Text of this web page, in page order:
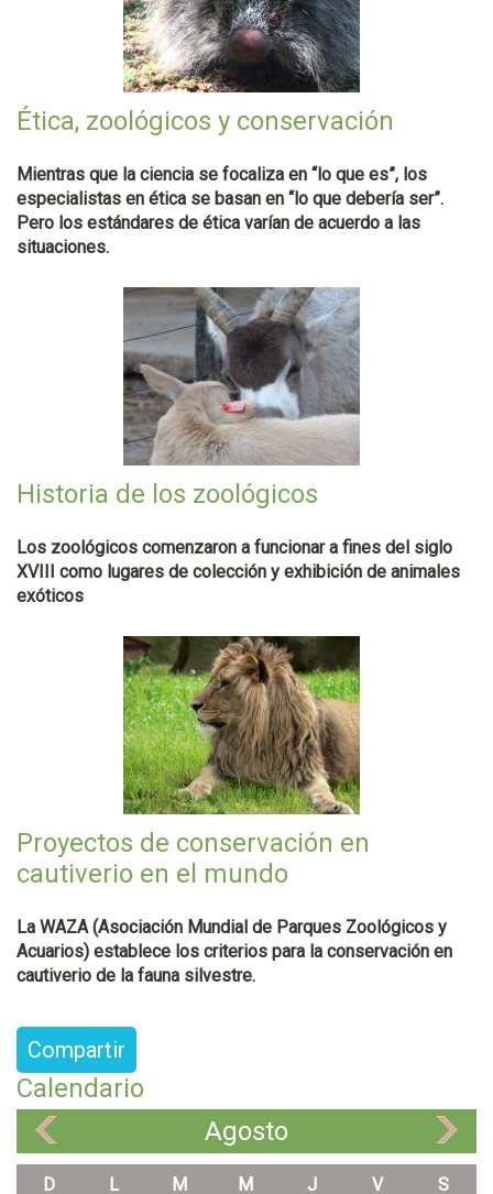
Ética, zoológicos y conservación
Mientras que la ciencia se focaliza en “lo que es”, los
especialistas en ética se basan en “lo que debería ser”.
Pero los estándares de ética varían de acuerdo a las
situaciones.
Historia de los zoológicos
Los zoológicos comenzaron a funcionar a fines del siglo
XVIII como lugares de colección y exhibición de animales
exóticos
Proyectos de conservación en
cautiverio en el mundo
La WAZA (Asociación Mundial de Parques Zoológicos y
Acuarios) establece los criterios para la conservación en
cautiverio de la fauna silvestre.
Compartir
Calendario
Agosto
D L M M J V S